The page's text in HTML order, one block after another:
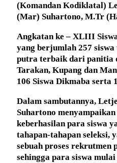
(Komandan Kodiklatal)
(Mar) Suhartono, M.Tr
Angkatan ke – XLIII
yang berjumlah 257
putra terbaik dari panitia
Tarakan, Kupang dan
106 Siswa Dikmaba serta
Dalam sambutannya,
Suhartono
keberhasilan para siswa
tahapan-tahapan seleksi,
sebuah proses rekrutmen
sehingga para siswa